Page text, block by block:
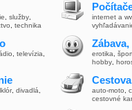
služby
technika
televízia
, divadlá
internet a
erotika
hobby
auto-moto
cestovné